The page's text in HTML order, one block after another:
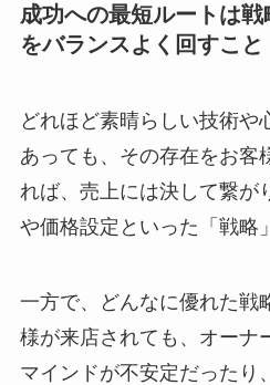
成功への最短ルートは
をバランスよく回すこと
どれほど素晴らしい技術や
あっても、その存在をお客
れば、売上には決して繋が
や価格設定といった「戦略
一方で、どんなに優れた戦
様が来店されても、オーナ
マインドが不安定だったり